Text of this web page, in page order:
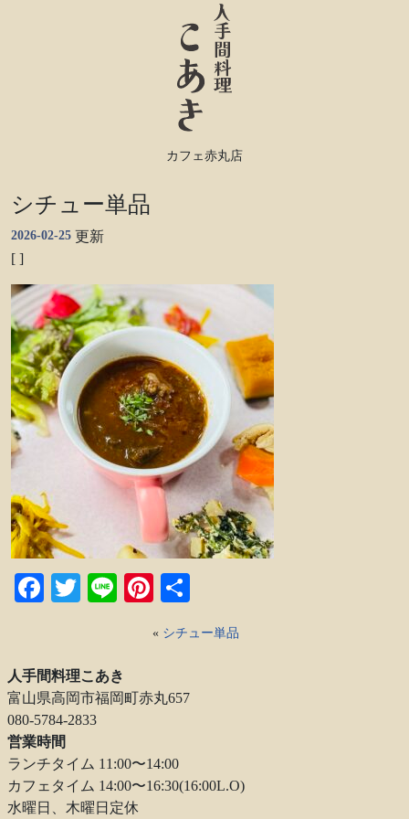
カフェ赤丸店
シチュー単品
2026-02-25 更新
[ ]
Facebook
TwitterLinePinterest
« シチュー単品
人手間料理こあき
富山県高岡市福岡町赤丸657
080-5784-2833
営業時間
ランチタイム 11:00〜14:00
カフェタイム 14:00〜16:30(16:00L.O)
水曜日、木曜日定休